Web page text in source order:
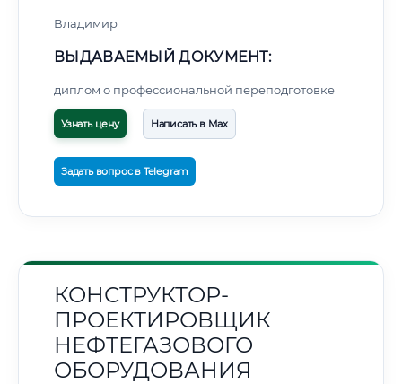
Владимир
ВЫДАВАЕМЫЙ ДОКУМЕНТ:
диплом о профессиональной переподготовке
Узнать цену Написать в Max
Задать вопрос в Telegram
КОНСТРУКТОР-
ПРОЕКТИРОВЩИК
НЕФТЕГАЗОВОГО
ОБОРУДОВАНИЯ